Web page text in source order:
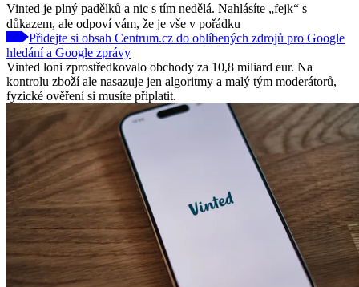
Vinted je plný padělků a nic s tím nedělá. Nahlásíte „fejk“ s
důkazem, ale odpoví vám, že je vše v pořádku
Přidejte si obsah Centrum.cz do oblíbených zdrojů pro Google
hledání a Google zprávy
Vinted loni zprostředkovalo obchody za 10,8 miliard eur. Na
kontrolu zboží ale nasazuje jen algoritmy a malý tým moderátorů,
fyzické ověření si musíte připlatit.